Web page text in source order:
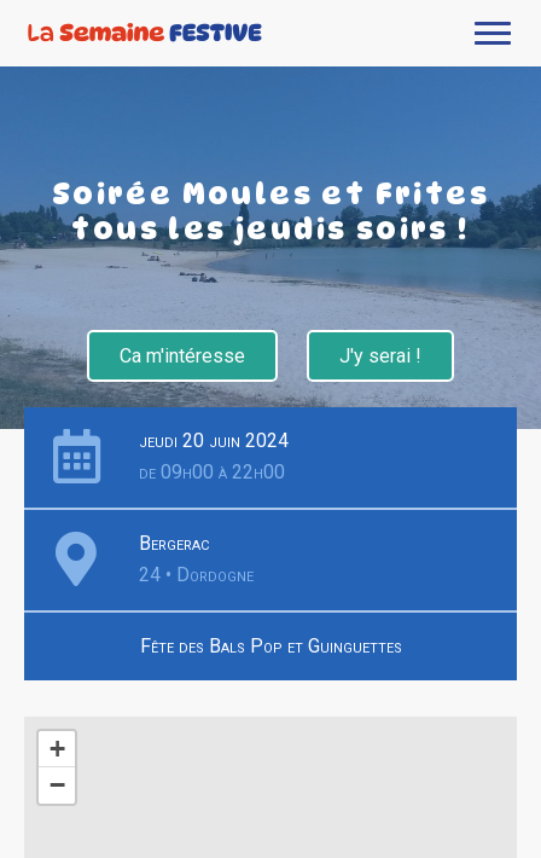
Soirée Moules et Frites
tous les jeudis soirs !
Ca m'intéresse J'y serai !
jeudi 20 juin 2024
de 09h00 à 22h00
Bergerac
24 • Dordogne
Fête des Bals Pop et Guinguettes
+
−